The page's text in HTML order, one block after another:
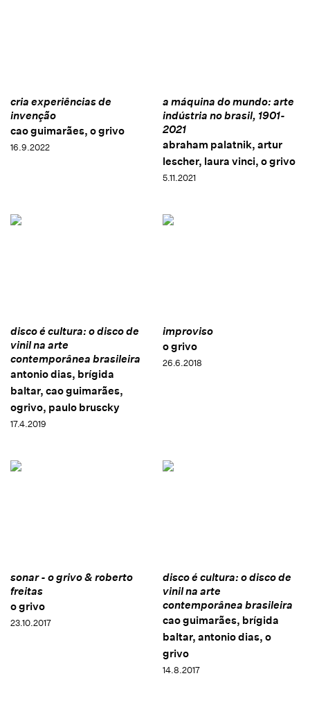
cria experiências de
invenção
cao guimarães, o grivo
16.9.2022
a máquina do mundo: arte
indústria no brasil, 1901-
2021
abraham palatnik, artur
lescher, laura vinci, o grivo
5.11.2021
disco é cultura: o disco de
vinil na arte
contemporânea brasileira
antonio dias, brígida
baltar, cao guimarães,
ogrivo, paulo bruscky
17.4.2019
improviso
o grivo
26.6.2018
sonar - o grivo & roberto
freitas
o grivo
23.10.2017
disco é cultura: o disco de
vinil na arte
contemporânea brasileira
cao guimarães, brígida
baltar, antonio dias, o
grivo
14.8.2017